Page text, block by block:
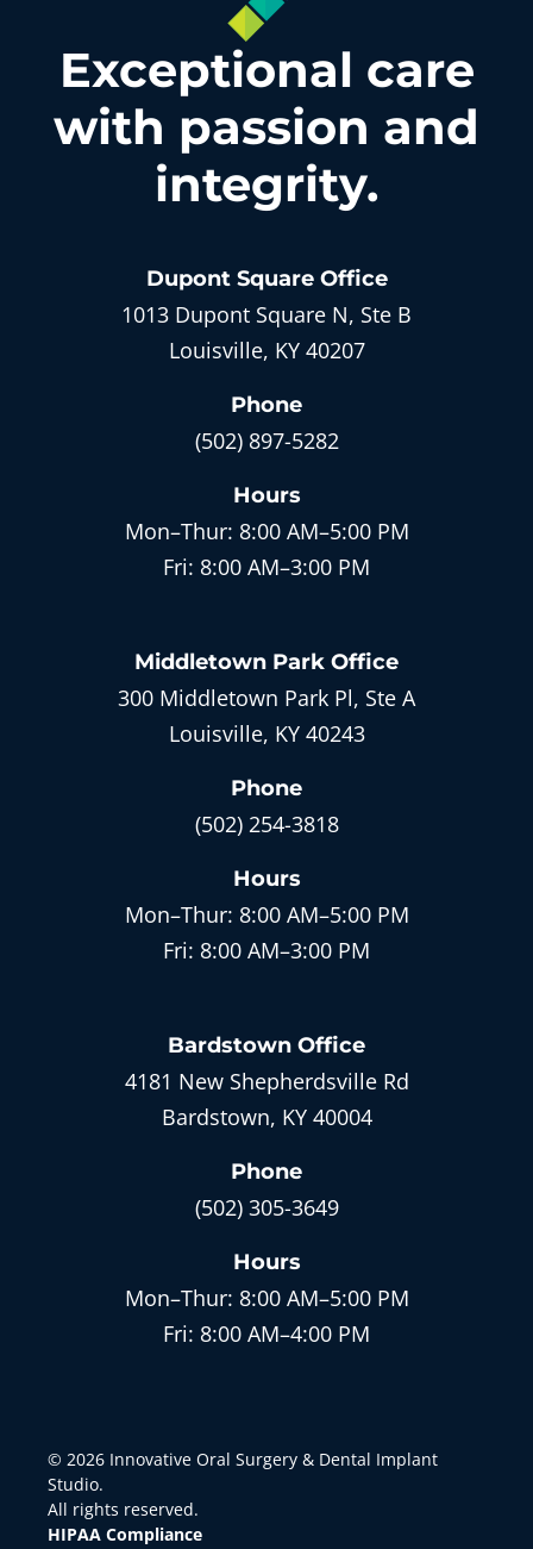
Exceptional care
with passion and
integrity.
Dupont SquareOffice
1013 Dupont Square N, Ste B
Louisville, KY 40207
Phone
(502) 897-5282
Hours
Mon–Thur: 8:00 AM–5:00 PM
Fri: 8:00 AM–3:00 PM
Middletown Park Office
300 Middletown Park Pl, Ste A
Louisville, KY 40243
Phone
(502) 254-3818
Hours
Mon–Thur: 8:00 AM–5:00 PM
Fri: 8:00 AM–3:00 PM
Bardstown Office
4181 New Shepherdsville Rd
Bardstown, KY 40004
Phone
(502) 305-3649
Hours
Mon–Thur: 8:00 AM–5:00 PM
Fri: 8:00 AM–4:00 PM
© 2026 Innovative Oral Surgery & Dental Implant
Studio.
All rights reserved.
HIPAA Compliance